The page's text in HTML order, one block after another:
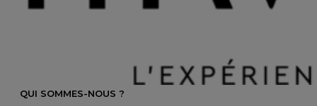
QUI SOMMES-NOUS ?